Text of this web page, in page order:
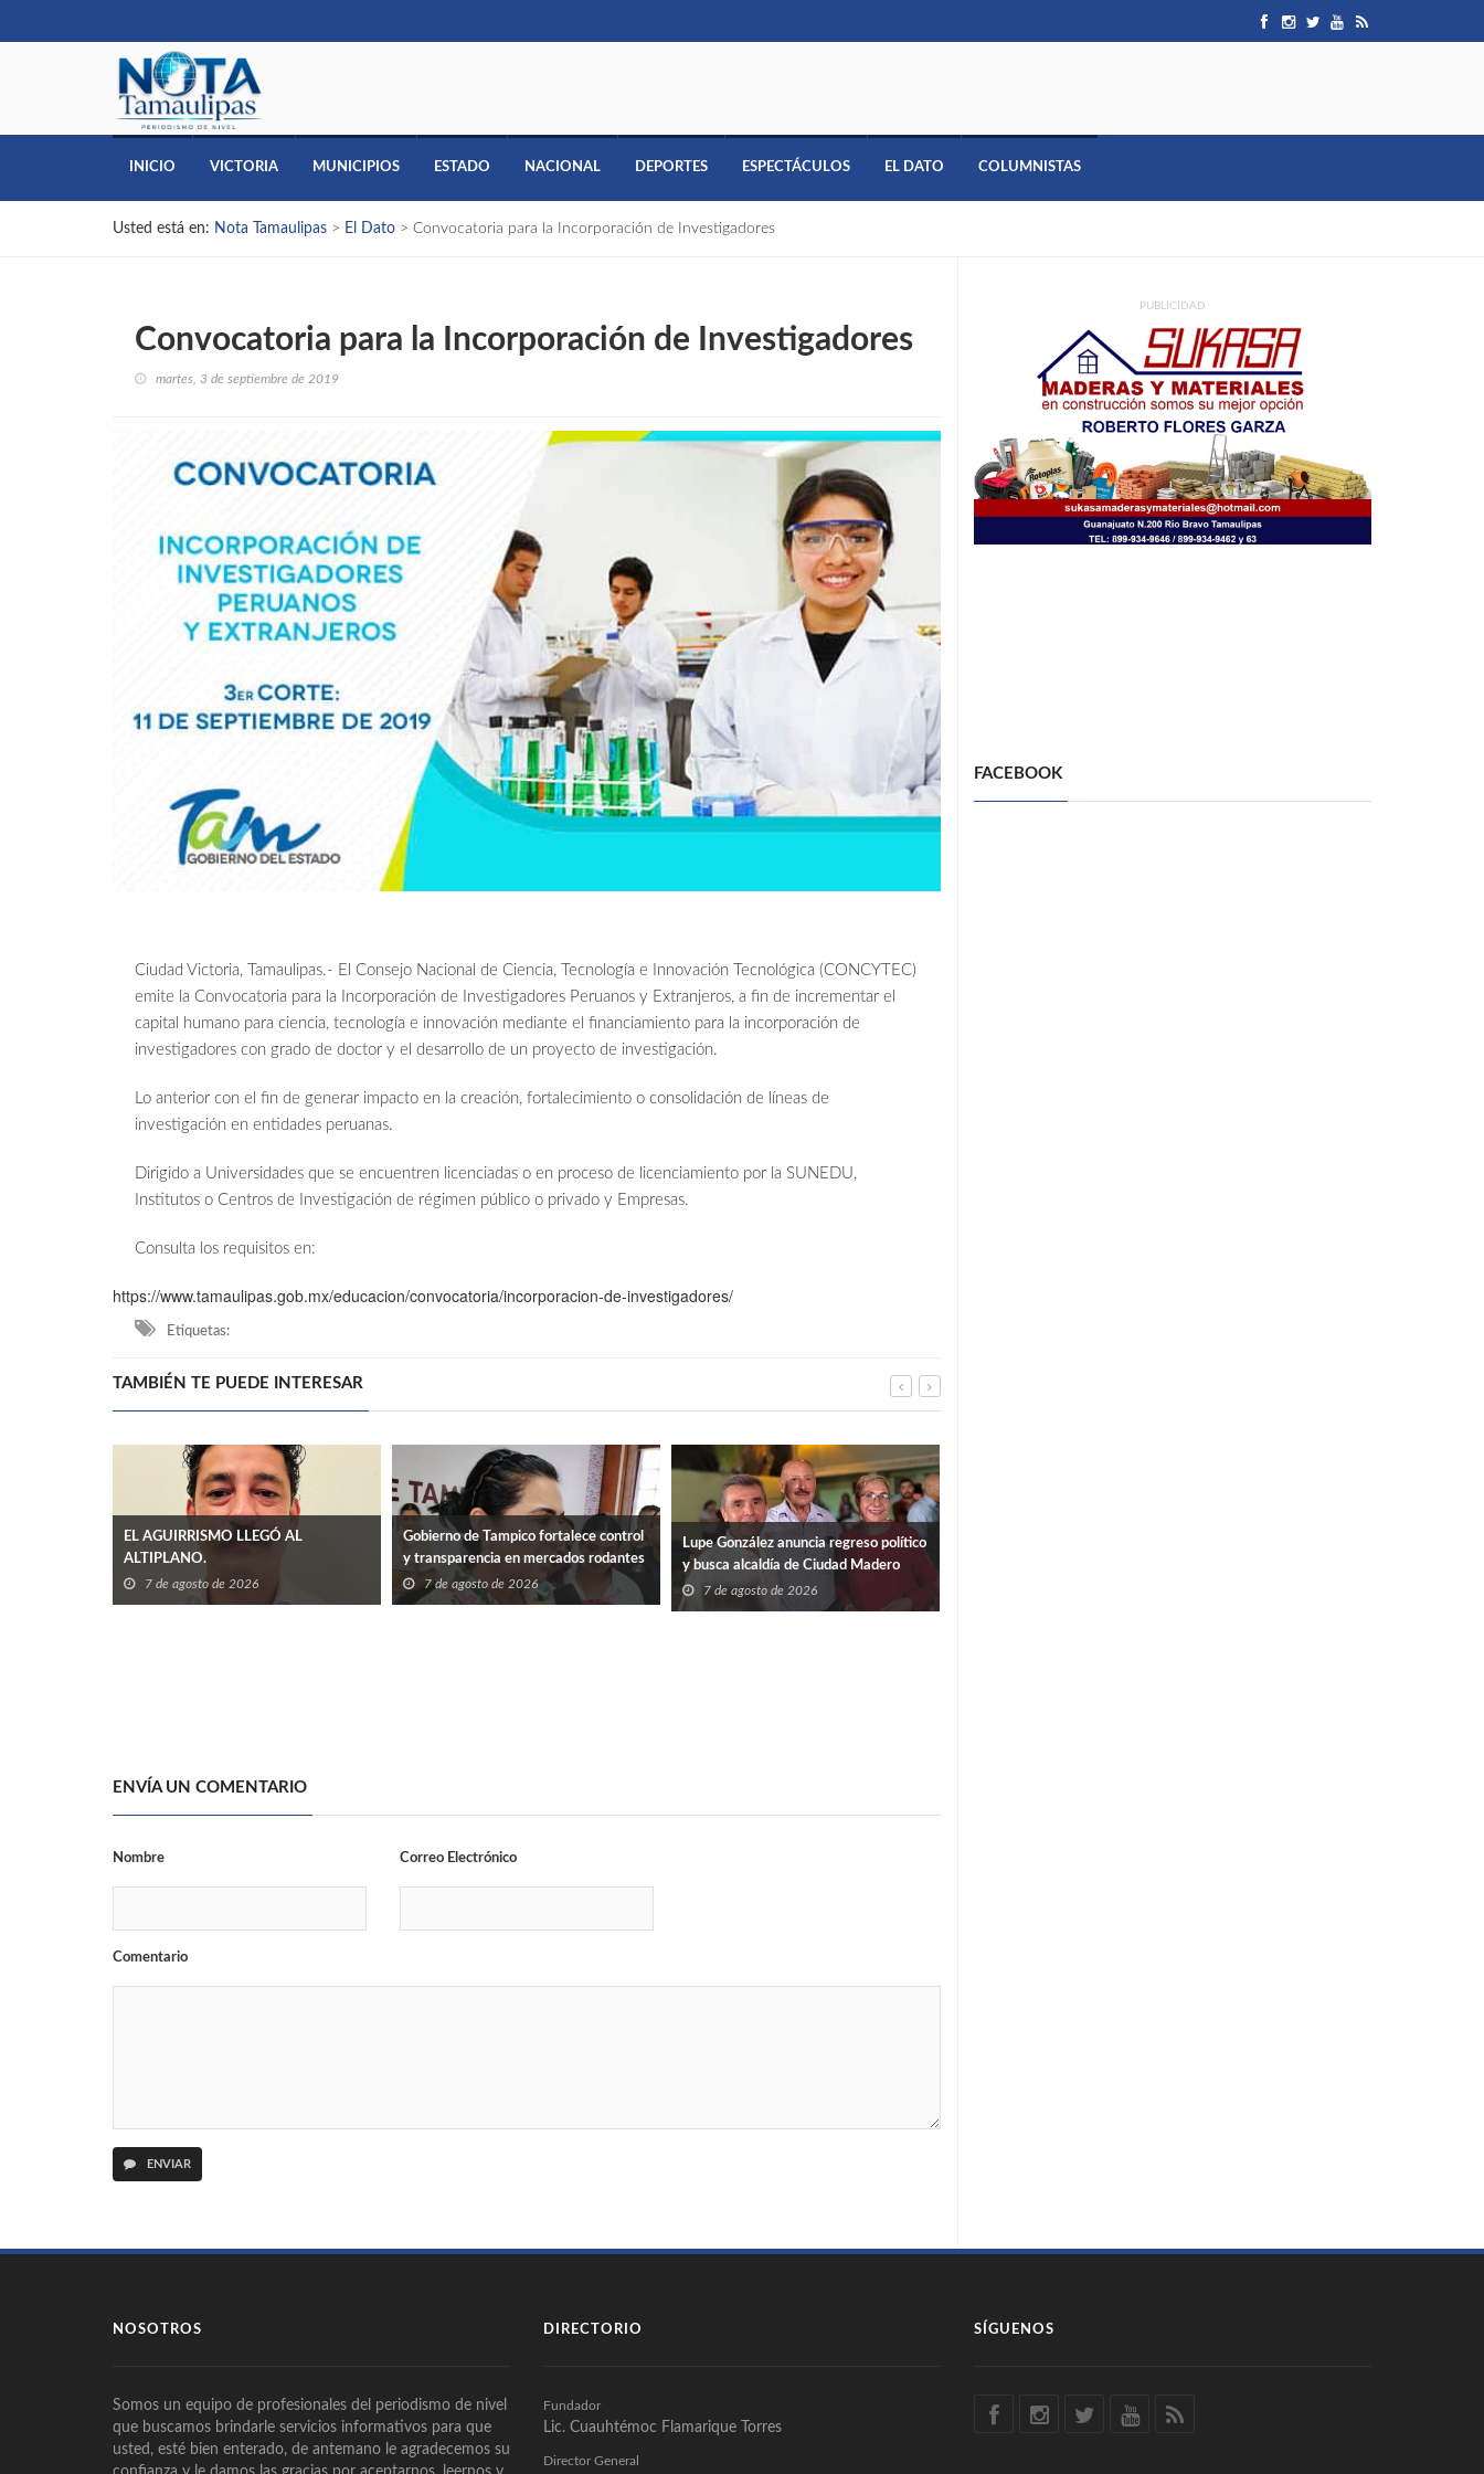
INICIO VICTORIA MUNICIPIOS ESTADO NACIONAL DEPORTES ESPECTÁCULOS EL DATO COLUMNISTAS
Usted está en: Nota Tamaulipas > El Dato > Convocatoria para la Incorporación de Investigadores
Convocatoria para la Incorporación de Investigadores
martes, 3 de septiembre de 2019
Ciudad Victoria, Tamaulipas.- El Consejo Nacional de Ciencia, Tecnología e Innovación Tecnológica (CONCYTEC)
emite la Convocatoria para la Incorporación de Investigadores Peruanos y Extranjeros, a fin de incrementar el
capital humano para ciencia, tecnología e innovación mediante el financiamiento para la incorporación de
investigadores con grado de doctor y el desarrollo de un proyecto de investigación.
Lo anterior con el fin de generar impacto en la creación, fortalecimiento o consolidación de líneas de
investigación en entidades peruanas.
Dirigido a Universidades que se encuentren licenciadas o en proceso de licenciamiento por la SUNEDU,
Institutos o Centros de Investigación de régimen público o privado y Empresas.
Consulta los requisitos en:
https://www.tamaulipas.gob.mx/educacion/convocatoria/incorporacion-de-investigadores/
Etiquetas:
TAMBIÉN TE PUEDE INTERESAR
EL AGUIRRISMO LLEGÓ AL
ALTIPLANO.
7 de agosto de 2026
Gobierno de Tampico fortalece control
y transparencia en mercados rodantes
7 de agosto de 2026
Lupe González anuncia regreso político
y busca alcaldía de Ciudad Madero
7 de agosto de 2026
ENVÍA UN COMENTARIO
Nombre Correo Electrónico
Comentario
ENVIAR
PUBLICIDAD
FACEBOOK
NOSOTROS
Somos un equipo de profesionales del periodismo de nivel
que buscamos brindarle servicios informativos para que
usted, esté bien enterado, de antemano le agradecemos su
DIRECTORIO
Fundador
Lic. Cuauhtémoc Flamarique Torres
Director General
SÍGUENOS